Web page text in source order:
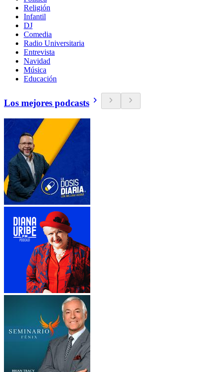
Religión
Infantil
DJ
Comedia
Radio Universitaria
Entrevista
Navidad
Música
Educación
Los mejores podcasts